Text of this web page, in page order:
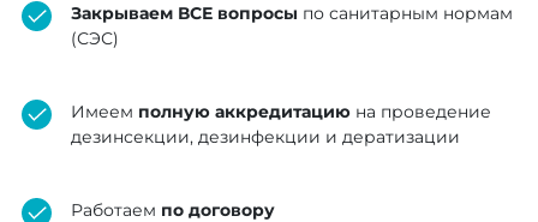
Закрываем ВСЕ вопросы по санитарным нормам
(СЭС)
Имеем полную аккредитациюна проведение
дезинсекции, дезинфекции и дератизации
Работаем по договору